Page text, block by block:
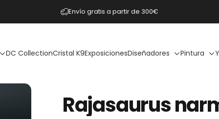
Envío gratis a partir de 300€
DC CollectionCristal K9ExposicionesDiseñadores Pintura
Rajasaurus